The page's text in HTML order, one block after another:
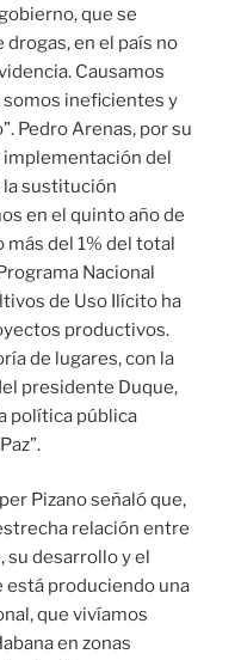
que se
drogas, en el país no
Causamos
somos ineficientes y
Pedro Arenas, por su
implementación del
sustitución
en el quinto año de
más del 1% del total
Nacional
de Uso Ilícito ha
productivos.
de lugares, con la
presidente Duque,
política pública
Pizano señaló que,
relación entre
desarrollo y el
está produciendo una
que vivíamos
en zonas